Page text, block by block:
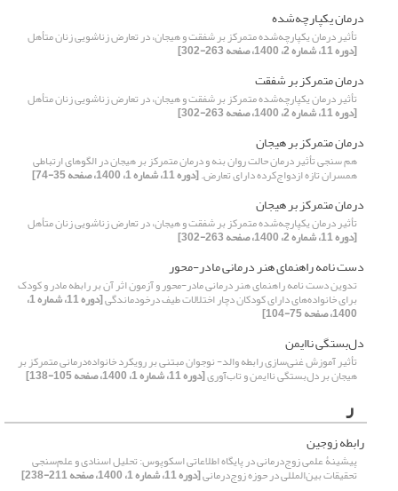
درمان یکپارچه‌شده
تأثیر درمان یکپارچه‌شده متمرکز بر شفقت و هیجان، در تعارض زناشویی زنان متأهل
[دوره 11، شماره 2، 1400، صفحه 263-302]
درمان متمرکز بر شفقت
تأثیر درمان یکپارچه‌شده متمرکز بر شفقت و هیجان، در تعارض زناشویی زنان متأهل
[دوره 11، شماره 2، 1400، صفحه 263-302]
درمان متمرکز بر هیجان
هم سنجی تأثیر درمان حالت روان بنه و درمان متمرکز بر هیجان در الگوهای ارتباطی
همسران تازه ازدواج‌کرده دارای تعارض.[دوره 11، شماره 1، 1400، صفحه 35-74]
درمان متمرکز بر هیجان
تأثیر درمان یکپارچه‌شده متمرکز بر شفقت و هیجان، در تعارض زناشویی زنان متأهل
[دوره 11، شماره 2، 1400، صفحه 263-302]
دست نامه راهنمای هنر درمانی مادر-محور
تدوین دست نامه راهنمای هنر درمانی مادر-محور و آزمون اثر آن بر رابطه مادر و کودک
برای خانواده‌های دارای کودکان دچار اختلالات طیف درخودماندگی [دوره 11، شماره 1،
1400، صفحه 75-104]
دل‌بستگی ناایمن
تأثیر آموزش غنی‌سازی رابطه والد- نوجوان مبتنی بر رویکرد خانواده‌درمانی متمرکز بر
هیجان بر دل‌بستگی ناایمن و تاب‌آوری[دوره 11، شماره 1، 1400، صفحه 105-138]
ر
رابطه زوجین
پیشینۀ علمی زوج‌درمانی در پایگاه اطلاعاتی اسکوپوس: تحلیل اسنادی و علم‌سنجی
تحقیقات بین‌المللی در حوزه زوج‌درمانی[دوره 11، شماره 1، 1400، صفحه 211-238]